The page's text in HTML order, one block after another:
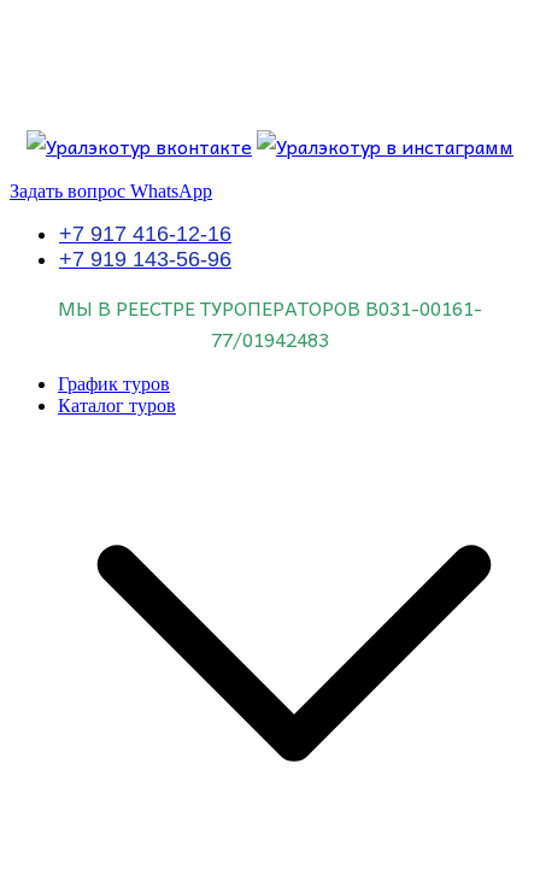
Знайте об этом.
Задать вопрос WhatsApp
+7 917 416-12-16
+7 919 143-56-96
МЫ В РЕЕСТРЕ ТУРОПЕРАТОРОВ В031-00161-
77/01942483
График туров
Каталог туров